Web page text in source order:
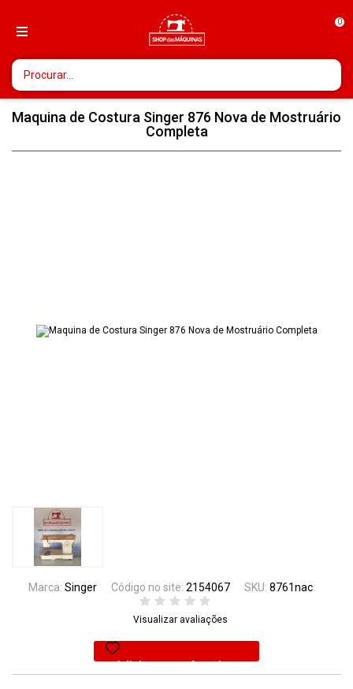
0
Maquina de Costura Singer 876 Nova de Mostruário
Completa
Marca: Singer Código no site: 2154067 SKU: 8761nac
Visualizar avaliações
Adicionar aos favoritos